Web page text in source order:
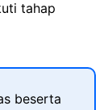
tahap
beserta